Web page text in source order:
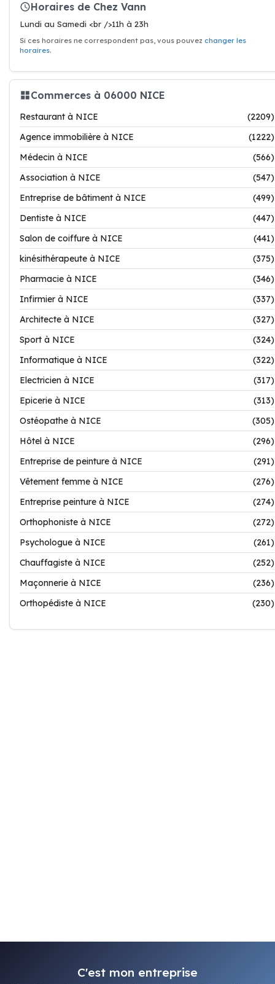
Horaires de Chez Vann
Lundi au Samedi <br />11h à 23h
Si ces horaires ne correspondent pas, vous pouvez changer les
horaires.
Commerces à 06000 NICE
Restaurant à NICE
(2209)
Agence immobilière à NICE
(1222)
Médecin à NICE
(566)
Association à NICE
(547)
Entreprise de bâtiment à NICE
(499)
Dentiste à NICE
(447)
Salon de coiffure à NICE
(441)
kinésithérapeute à NICE
(375)
Pharmacie à NICE
(346)
Infirmier à NICE
(337)
Architecte à NICE
(327)
Sport à NICE
(324)
Informatique à NICE
(322)
Electricien à NICE
(317)
Epicerie à NICE
(313)
Ostéopathe à NICE
(305)
Hôtel à NICE
(296)
Entreprise de peinture à NICE
(291)
Vêtement femme à NICE
(276)
Entreprise peinture à NICE
(274)
Orthophoniste à NICE
(272)
Psychologue à NICE
(261)
Chauffagiste à NICE
(252)
Maçonnerie à NICE
(236)
Orthopédiste à NICE
(230)
C'est mon entreprise